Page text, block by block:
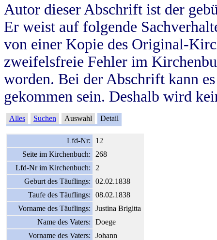
Autor dieser Abschrift ist der
Er weist auf folgende
von einer Kopie des Original-
zweifelsfreie Fehler im
worden. Bei der Abschrift kann
gekommen sein. Deshalb wird
Alles Suchen Auswahl Detail
Lfd-Nr:
12
Seite im Kirchenbuch:
268
Lfd-Nr im Kirchenbuch:
2
Geburt des Täuflings:
02.02.1838
Taufe des Täuflings:
08.02.1838
Vorname des Täuflings:
Justina Brigitta
Name des Vaters:
Doege
Vorname des Vaters:
Johann